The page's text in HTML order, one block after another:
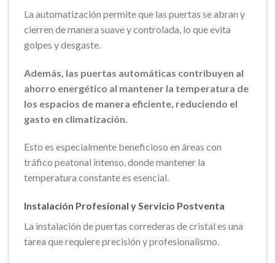
La automatización permite que las puertas se abran y
cierren de manera suave y controlada, lo que evita
golpes y desgaste.
Además, las puertas automáticas contribuyen al
ahorro energético al mantener la temperatura de
los espacios de manera eficiente, reduciendo el
gasto en climatización.
Esto es especialmente beneficioso en áreas con
tráfico peatonal intenso, donde mantener la
temperatura constante es esencial.
Instalación Profesional y Servicio Postventa
La instalación de puertas correderas de cristal es una
tarea que requiere precisión y profesionalismo.